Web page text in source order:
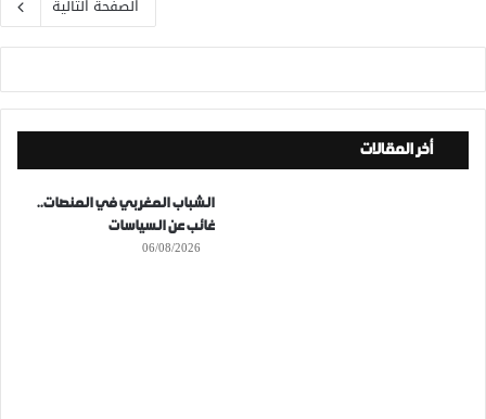
الصفحة التالية
أخر المقالات
الشباب المغربي في المنصات..
غائب عن السياسات
06/08/2026